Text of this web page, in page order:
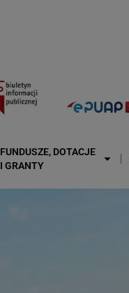
FUNDUSZE, DOTACJE
I GRANTY